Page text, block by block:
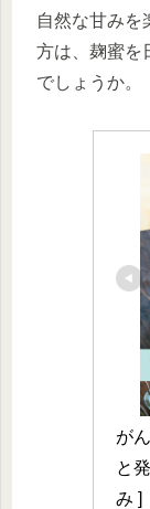
自然な甘みを
方は、麹蜜を
でしょうか。
が
と
み ]